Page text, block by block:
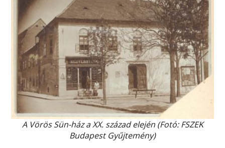
A Vörös Sün-ház a XX. század elején (Fotó: FSZEK
Budapest Gyűjtemény)